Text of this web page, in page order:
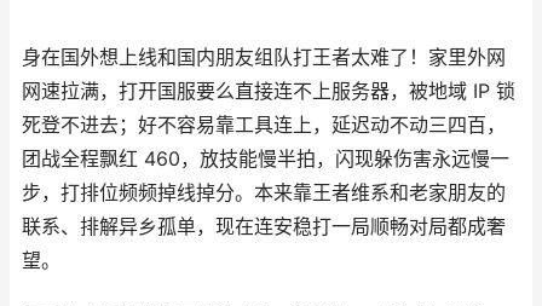
身在国外想上线和国内朋友组队打王者太难了！家里外网
网速拉满，打开国服要么直接连不上服务器，被地域 IP 锁
死登不进去；好不容易靠工具连上，延迟动不动三四百，
团战全程飘红 460，放技能慢半拍，闪现躲伤害永远慢一
步，打排位频频掉线掉分。本来靠王者维系和老家朋友的
联系、排解异乡孤单，现在连安稳打一局顺畅对局都成奢
望。